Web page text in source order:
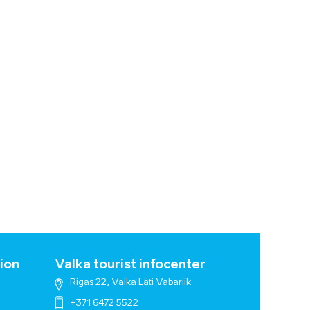
Valka tourist infocenter
Rigas 22, Valka Läti Vabariik
+371 6472 5522